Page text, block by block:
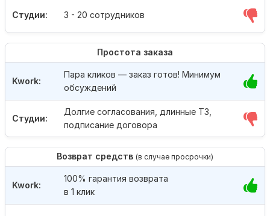
Студии: 3 - 20 сотрудников
Простота заказа
Студии:
Долгие согласования, длинные ТЗ,
подписание договора
Kwork:
Пара кликов — заказ готов! Минимум
обсуждений
Возврат средств (в случае просрочки)
Kwork:
100% гарантия возврата
в 1 клик